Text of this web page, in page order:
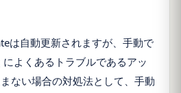
は自動更新されますが、手動で
よくあるトラブルであるアッ
ない場合の対処法として、手動